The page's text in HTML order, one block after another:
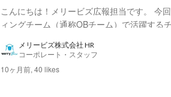
こんにちは！メリービズ広報担当です。 今
ィングチーム（通称OBチーム）で活躍する
事をお届けします。 バックグラウンドの異
で構成されているOBチームは、『バーチャル
メリービズ株式会社 HR
コーポレート・スタッフ
10ヶ月前, 40 likes